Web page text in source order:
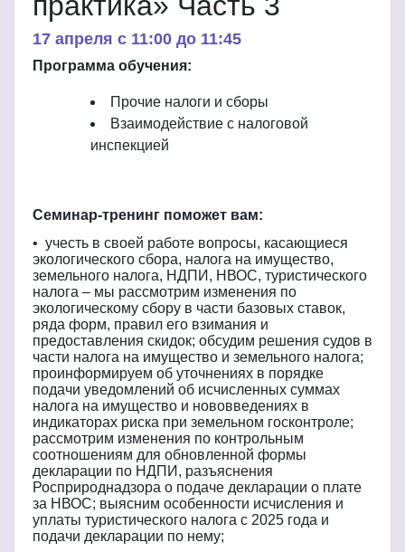
17 апреля c 11:00 до 11:45
Программа обучения:
Прочие налоги и сборы
Взаимодействие с налоговой
инспекцией
Семинар-тренинг поможет вам:
• учесть в своей работе вопросы, касающиеся
экологического сбора, налога на имущество,
земельного налога, НДПИ, НВОС, туристического
налога – мы рассмотрим изменения по
экологическому сбору в части базовых ставок,
ряда форм, правил его взимания и
предоставления скидок; обсудим решения судов в
части налога на имущество и земельного налога;
проинформируем об уточнениях в порядке
подачи уведомлений об исчисленных суммах
налога на имущество и нововведениях в
индикаторах риска при земельном госконтроле;
рассмотрим изменения по контрольным
соотношениям для обновленной формы
декларации по НДПИ, разъяснения
Росприроднадзора о подаче декларации о плате
за НВОС; выясним особенности исчисления и
уплаты туристического налога с 2025 года и
подачи декларации по нему;